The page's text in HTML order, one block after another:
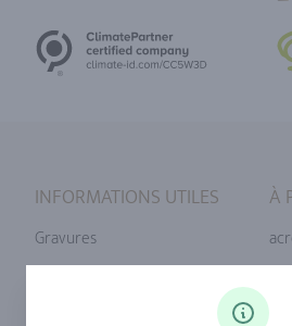
INFORMATIONS UTILES
Gravures
À